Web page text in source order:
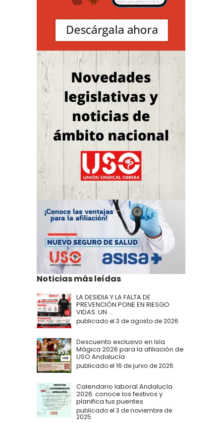
Noticias más leídas
LA DESIDIA Y LA FALTA DE
PREVENCIÓN PONE EN RIESGO
VIDAS: UN ...
publicado el 3 de agosto de 2026
Descuento exclusivo en Isla
Mágica 2026 para la afiliación de
USO Andalucía
publicado el 16 de junio de 2026
Calendario laboral Andalucía
2026: conoce los festivos y
planifica tus puentes
publicado el 3 de noviembre de
2025